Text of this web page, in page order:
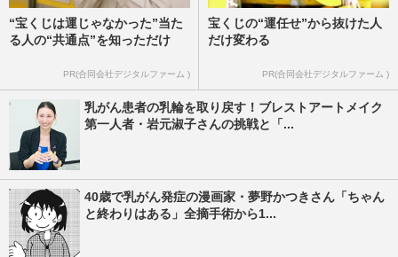
“宝くじは運じゃなかった”当た
る人の“共通点”を知っただけ
PR(合同会社デジタルファーム )
宝くじの“運任せ”から抜けた人
だけ変わる
PR(合同会社デジタルファーム )
乳がん患者の乳輪を取り戻す！ブレストアートメイク
第一人者・岩元淑子さんの挑戦と「...
40歳で乳がん発症の漫画家・夢野かつきさん「ちゃん
と終わりはある」全摘手術から1...